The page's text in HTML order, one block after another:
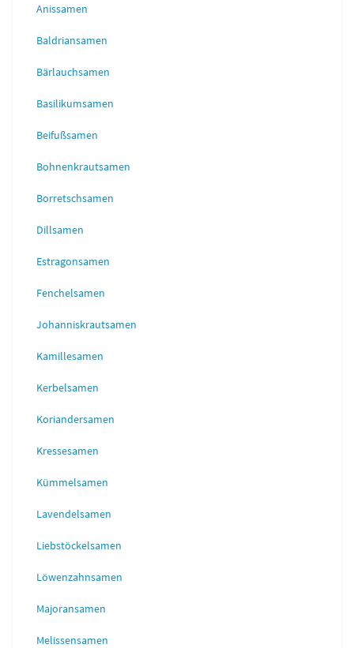
Anissamen
Baldriansamen
Bärlauchsamen
Basilikumsamen
Beifußsamen
Bohnenkrautsamen
Borretschsamen
Dillsamen
Estragonsamen
Fenchelsamen
Johanniskrautsamen
Kamillesamen
Kerbelsamen
Koriandersamen
Kressesamen
Kümmelsamen
Lavendelsamen
Liebstöckelsamen
Löwenzahnsamen
Majoransamen
Melissensamen